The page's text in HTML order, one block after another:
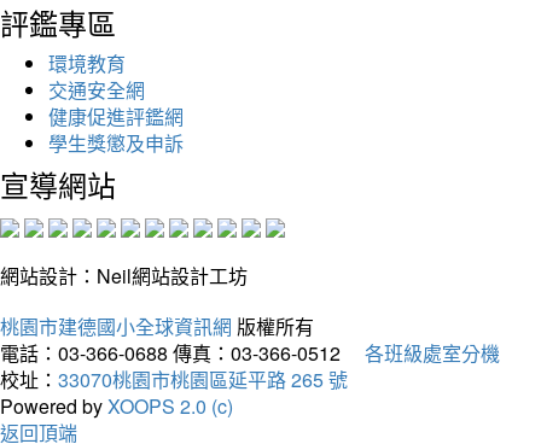
評鑑專區
環境教育
交通安全網
健康促進評鑑網
學生獎懲及申訴
宣導網站
網站設計：Neil網站設計工坊
桃園市建德國小全球資訊網 版權所有
電話：03-366-0688 傳真：03-366-0512
各班級處室分機
校址： 33070桃園市桃園區延平路 265 號
Powered byXOOPS 2.0 (c)
返回頂端